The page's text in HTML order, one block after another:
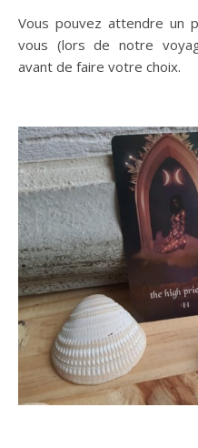
Vous pouvez attendre un
vous (lors de notre
avant de faire votre choix.